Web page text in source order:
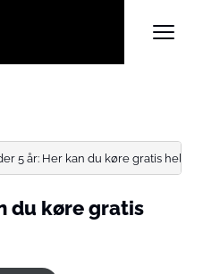
5 år: Her kan du køre gratis hele
du køre gratis